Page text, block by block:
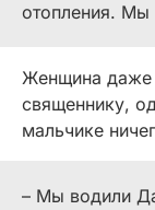
отопления. Мы
Женщина даже
священнику,
мальчике
– Мы водили